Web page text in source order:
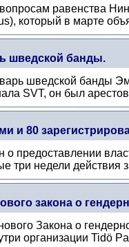
равенства
который в марте
шведской банды.
шведской банды
SVT, он был
и 80
о предоставлении
три недели действия
закона о
Закона о
организации Tidö